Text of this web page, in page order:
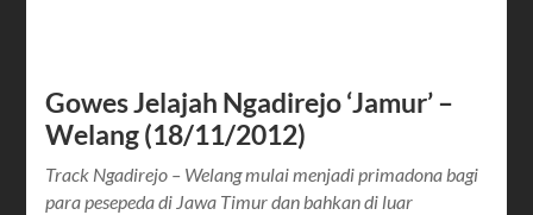
Gowes Jelajah Ngadirejo ‘Jamur’ –
Welang (18/11/2012)
Track Ngadirejo – Welang mulai menjadi primadona bagi
para pesepeda di Jawa Timur dan bahkan di luar